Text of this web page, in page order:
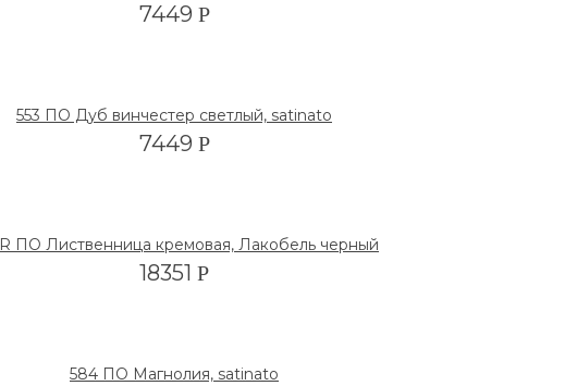
7449 Р
553 ПО Дуб винчестер светлый, satinato
7449 Р
R ПО Лиственница кремовая, Лакобель черный
18351 Р
584 ПО Магнолия, satinato